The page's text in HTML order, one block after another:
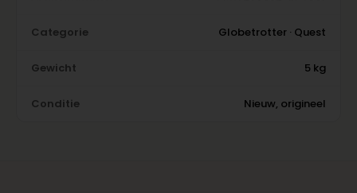
Categorie Globetrotter · Quest
Gewicht 5 kg
Conditie Nieuw, origineel